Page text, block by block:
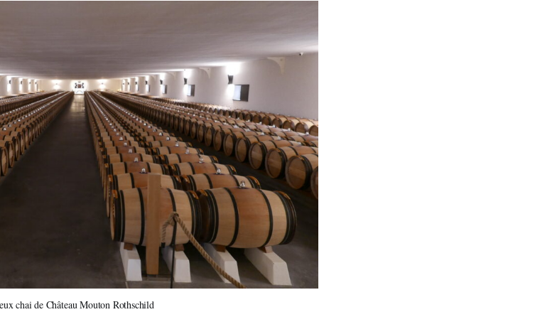
chai de Château Mouton Rothschild